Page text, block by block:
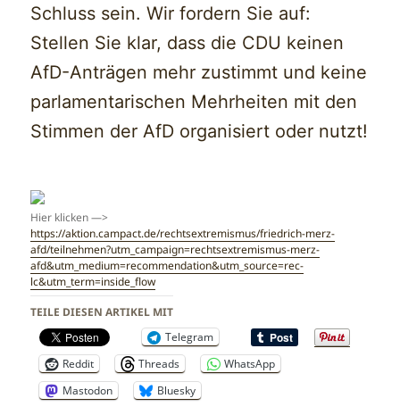
Schluss sein. Wir fordern Sie auf:
Stellen Sie klar, dass die CDU keinen
AfD-Anträgen mehr zustimmt und keine
parlamentarischen Mehrheiten mit den
Stimmen der AfD organisiert oder nutzt!
Hier klicken —>
https://aktion.campact.de/rechtsextremismus/friedrich-merz-
afd/teilnehmen?utm_campaign=rechtsextremismus-merz-
afd&utm_medium=recommendation&utm_source=rec-
lc&utm_term=inside_flow
TEILE DIESEN ARTIKEL MIT
Telegram
Reddit
Threads
WhatsApp
Mastodon
Bluesky